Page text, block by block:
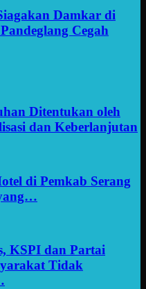
Damkar di
Cegah
Ditentukan oleh
dan Keberlanjutan
di Pemkab Serang
KSPI dan Partai
Tidak